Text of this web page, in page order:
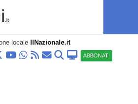
locale IlNazionale.it
ABBONATI